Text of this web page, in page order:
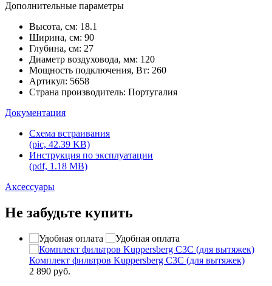
Дополнительные параметры
Высота, см: 18.1
Ширина, см: 90
Глубина, см: 27
Диаметр воздуховода, мм: 120
Мощность подключения, Вт: 260
Артикул: 5658
Страна производитель: Португалия
Документация
Схема встраивания
(pic, 42.39 KB)
Инструкция по эксплуатации
(pdf, 1.18 MB)
Аксессуары
Не забудьте купить
Комплект фильтров Kuppersberg C3C (для вытяжек)
2 890 руб.